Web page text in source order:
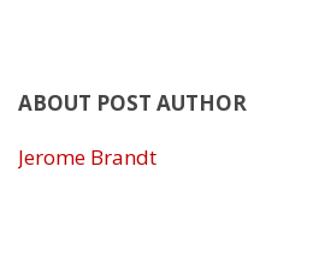
ABOUT POST AUTHOR
Jerome Brandt